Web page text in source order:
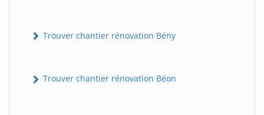
Trouver chantier rénovation Bény
Trouver chantier rénovation Béon